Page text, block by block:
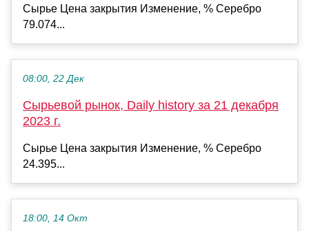
Сырье Цена закрытия Изменение, % Серебро
79.074...
08:00, 22 Дек
Сырьевой рынок, Daily history за 21 декабря
2023 г.
Сырье Цена закрытия Изменение, % Серебро
24.395...
18:00, 14 Окт